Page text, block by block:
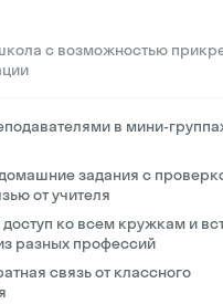
с возможностью
в мини-
задания с
от учителя
ко всем кружкам и
разных профессий
связь от классного